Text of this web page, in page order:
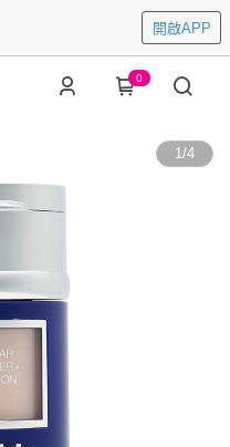
開啟APP
0
1/4